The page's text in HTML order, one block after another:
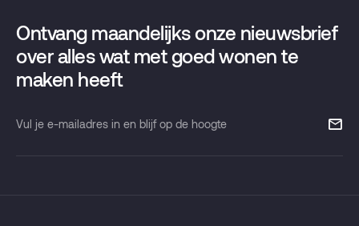
Onze maandelijkse nieuwsbrief
9723 DT Groningen
T050 853 37 33
Ontvang maandelijks onze nieuwsbrief
over alles wat met goed wonen te
maken heeft
Vul